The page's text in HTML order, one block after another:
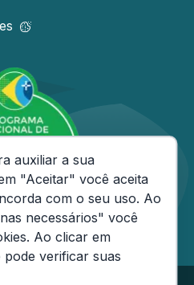
Consentimento de Cookies
auxiliar a sua
"Aceitar" você aceita
com o seu uso. Ao
necessários" você
Ao clicar em
verificar suas